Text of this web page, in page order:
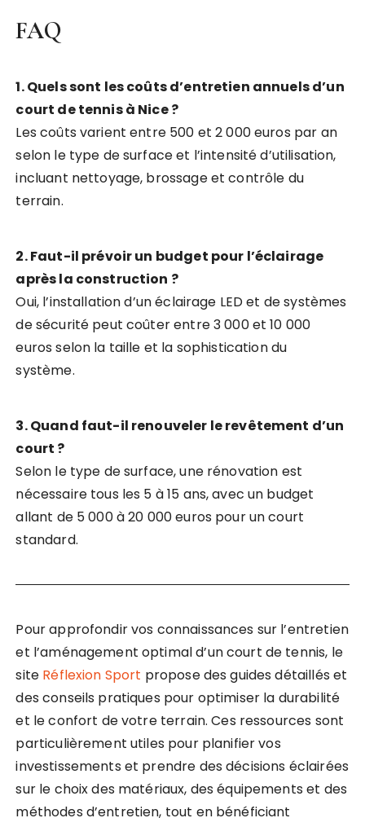
FAQ
1. Quels sont les coûts d’entretien annuels d’un
court de tennis à Nice ?
Les coûts varient entre 500 et 2 000 euros par an
selon le type de surface et l’intensité d’utilisation,
incluant nettoyage, brossage et contrôle du
terrain.
2. Faut-il prévoir un budget pour l’éclairage
après la construction ?
Oui, l’installation d’un éclairage LED et de systèmes
de sécurité peut coûter entre 3 000 et 10 000
euros selon la taille et la sophistication du
système.
3. Quand faut-il renouveler le revêtement d’un
court ?
Selon le type de surface, une rénovation est
nécessaire tous les 5 à 15 ans, avec un budget
allant de 5 000 à 20 000 euros pour un court
standard.
Pour approfondir vos connaissances sur l’entretien
et l’aménagement optimal d’un court de tennis, le
site Réflexion Sport propose des guides détaillés et
des conseils pratiques pour optimiser la durabilité
et le confort de votre terrain. Ces ressources sont
particulièrement utiles pour planifier vos
investissements et prendre des décisions éclairées
sur le choix des matériaux, des équipements et des
méthodes d’entretien, tout en bénéficiant